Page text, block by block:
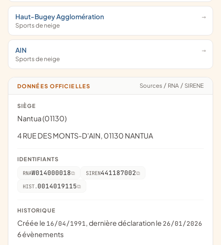
Haut-Bugey Agglomération
Sports de neige
AIN
Sports de neige
DONNÉES OFFICIELLES Sources / RNA / SIRENE
SIÈGE
Nantua (01130)
4 RUE DES MONTS-D'AIN, 01130 NANTUA
IDENTIFIANTS
RNAW014000018 SIREN441187002
HIST. 0014019115
HISTORIQUE
Créée le 16/04/1991, dernière déclaration le 26/01/2026
6 évènements